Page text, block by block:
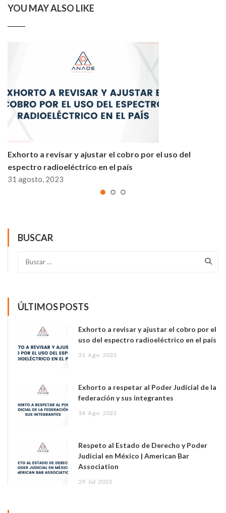
YOU MAY ALSO LIKE
Exhorto a revisar y ajustar el cobro por el uso del
espectro radioeléctrico en el país
31 agosto, 2023
BUSCAR
ÚLTIMOS POSTS
Exhorto a revisar y ajustar el cobro por el
uso del espectro radioeléctrico en el país
31 Ago 2023
Exhorto a respetar al Poder Judicial de la
federación y sus integrantes
14 Ago 2023
Respeto al Estado de Derecho y Poder
Judicial en México | American Bar
Association
29 Jul 2023